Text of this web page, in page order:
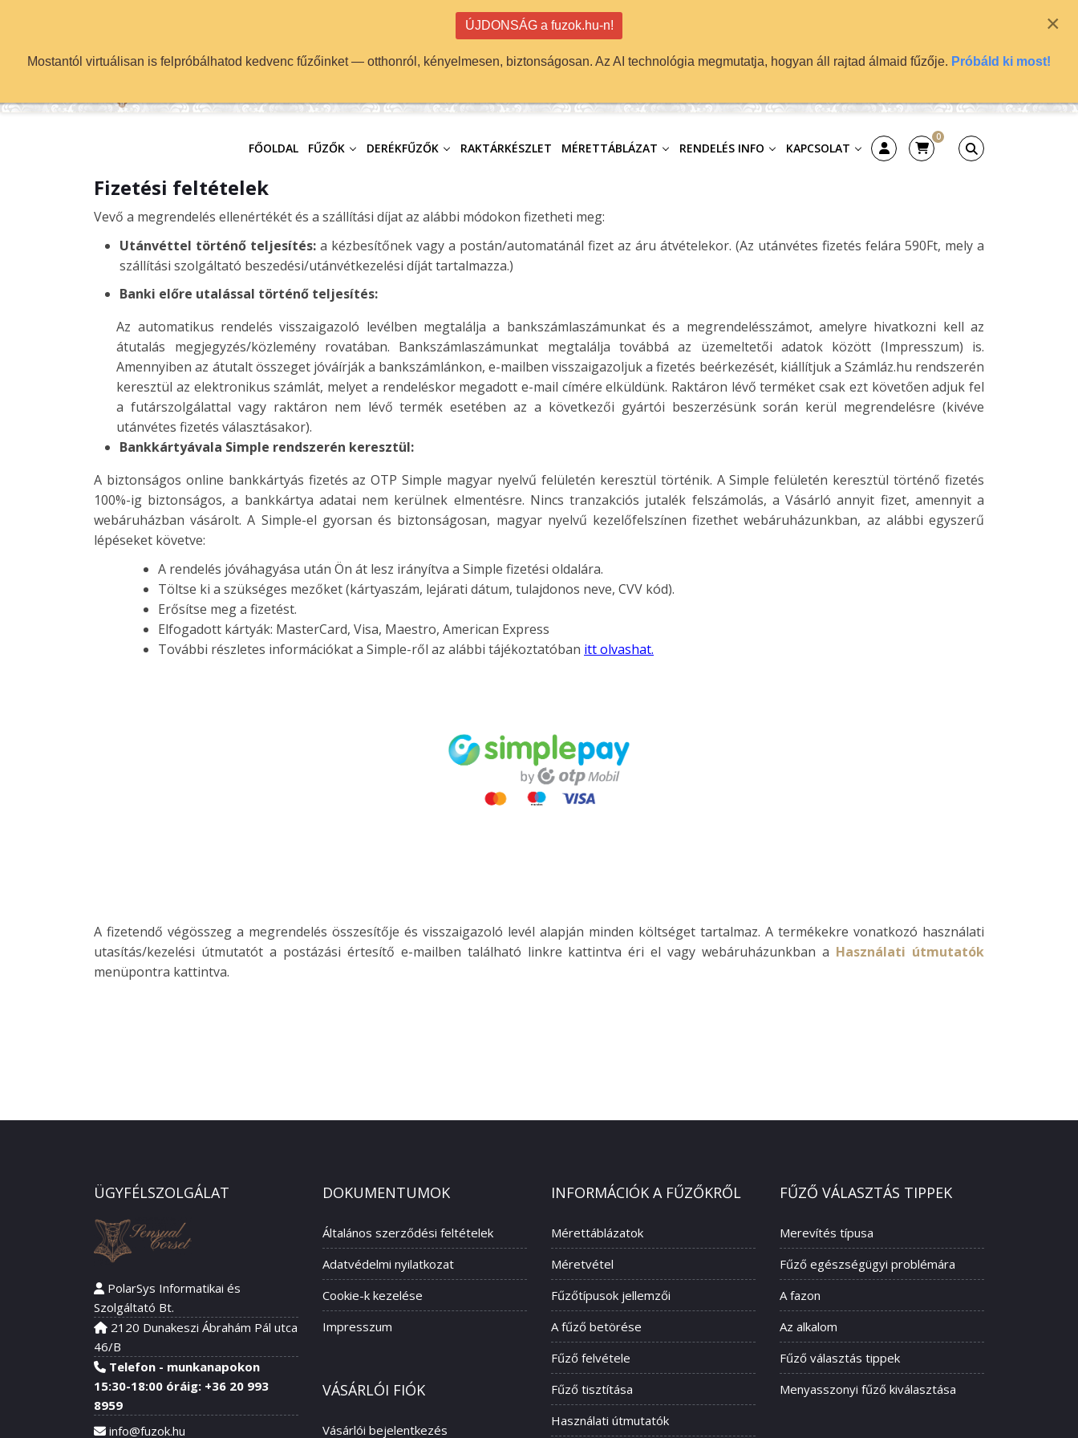
FŐOLDAL FŰZŐK DERÉKFŰZŐK RAKTÁRKÉSZLET MÉRETTÁBLÁZAT RENDELÉS INFO KAPCSOLAT
0
Fizetési feltételek
Vevő a megrendelés ellenértékét és a szállítási díjat az alábbi módokon fizetheti meg:
Utánvéttel történő teljesítés: a kézbesítőnek vagy a postán/automatánál fizet az áru átvételekor. (Az utánvétes fizetés felára 590Ft, mely a
szállítási szolgáltató beszedési/utánvétkezelési díját tartalmazza.)
Banki előre utalással történő teljesítés:
Az automatikus rendelés visszaigazoló levélben megtalálja a bankszámlaszámunkat és a megrendelésszámot, amelyre hivatkozni kell az
átutalás megjegyzés/közlemény rovatában. Bankszámlaszámunkat megtalálja továbbá az üzemeltetői adatok között (Impresszum) is.
Amennyiben az átutalt összeget jóváírják a bankszámlánkon, e-mailben visszaigazoljuk a fizetés beérkezését, kiállítjuk a Számláz.hu rendszerén
keresztül az elektronikus számlát, melyet a rendeléskor megadott e-mail címére elküldünk. Raktáron lévő terméket csak ezt követően adjuk fel
a futárszolgálattal vagy raktáron nem lévő termék esetében az a következői gyártói beszerzésünk során kerül megrendelésre (kivéve
utánvétes fizetés választásakor).
Bankkártyávala Simple rendszerén keresztül:
A biztonságos online bankkártyás fizetés az OTP Simple magyar nyelvű felületén keresztül történik. A Simple felületén keresztül történő fizetés
100%-ig biztonságos, a bankkártya adatai nem kerülnek elmentésre. Nincs tranzakciós jutalék felszámolás, a Vásárló annyit fizet, amennyit a
webáruházban vásárolt. A Simple-el gyorsan és biztonságosan, magyar nyelvű kezelőfelszínen fizethet webáruházunkban, az alábbi egyszerű
lépéseket követve:
A rendelés jóváhagyása után Ön át lesz irányítva a Simple fizetési oldalára.
Töltse ki a szükséges mezőket (kártyaszám, lejárati dátum, tulajdonos neve, CVV kód).
Erősítse meg a fizetést.
Elfogadott kártyák: MasterCard, Visa, Maestro, American Express
További részletes információkat a Simple-ről az alábbi tájékoztatóban itt olvashat.
A fizetendő végösszeg a megrendelés összesítője és visszaigazoló levél alapján minden költséget tartalmaz. A termékekre vonatkozó használati
utasítás/kezelési útmutatót a postázási értesítő e-mailben található linkre kattintva éri el vagy webáruházunkban a Használati útmutatók
menüpontra kattintva.
ÜGYFÉLSZOLGÁLAT
PolarSys Informatikai és
Szolgáltató Bt.
2120 Dunakeszi Ábrahám Pál utca
46/B
Telefon - munkanapokon
15:30-18:00 óráig: +36 20 993
8959
info@fuzok.hu
DOKUMENTUMOK
Általános szerződési feltételek
Adatvédelmi nyilatkozat
Cookie-k kezelése
Impresszum
VÁSÁRLÓI FIÓK
Vásárlói bejelentkezés
INFORMÁCIÓK A FŰZŐKRŐL
Mérettáblázatok
Méretvétel
Fűzőtípusok jellemzői
A fűző betörése
Fűző felvétele
Fűző tisztítása
Használati útmutatók
FŰZŐ VÁLASZTÁS TIPPEK
Merevítés típusa
Fűző egészségügyi problémára
A fazon
Az alkalom
Fűző választás tippek
Menyasszonyi fűző kiválasztása
×
ÚJDONSÁG a fuzok.hu-n!
Mostantól virtuálisan is felpróbálhatod kedvenc fűzőinket — otthonról, kényelmesen, biztonságosan. Az AI technológia megmutatja, hogyan áll rajtad álmaid fűzője. Próbáld ki most!